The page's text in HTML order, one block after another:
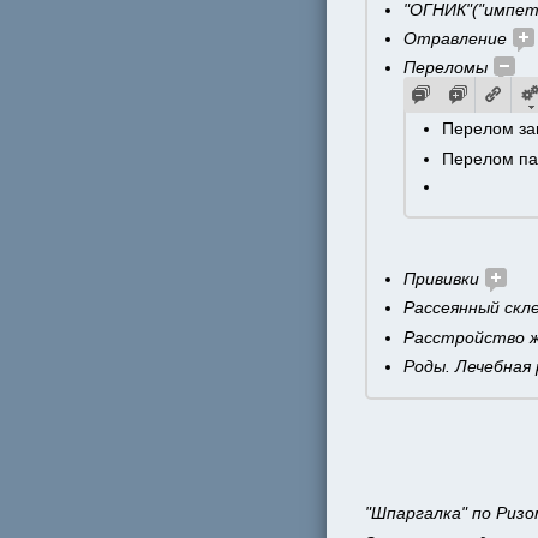
Отравление
Переломы
Перелом
Перелом
Прививки
Рассеянный
Расстройство
Роды.
"Шпаргалка" по